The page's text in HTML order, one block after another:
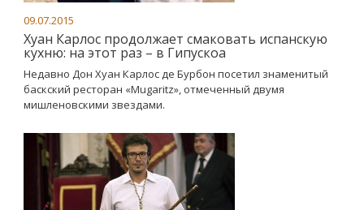
09.07.2015
Хуан Карлос продолжает смаковать испанскую
кухню: на этот раз – в Гипускоа
Недавно Дон Хуан Карлос де Бурбон посетил знаменитый
баскский ресторан «Mugaritz», отмеченный двумя
мишленовскими звездами.